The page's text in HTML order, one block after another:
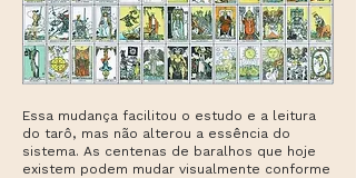
Essa mudança facilitou o estudo e a leitura
do tarô, mas não alterou a essência do
sistema. As centenas de baralhos que hoje
existem podem mudar visualmente conforme